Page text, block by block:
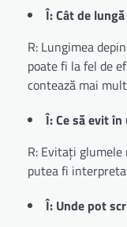
Î: Cât de
R: Lungimea
poate fi la fel de
contează mai
Î: Ce să evit în
R: Evitați
putea fi
Î: Unde pot